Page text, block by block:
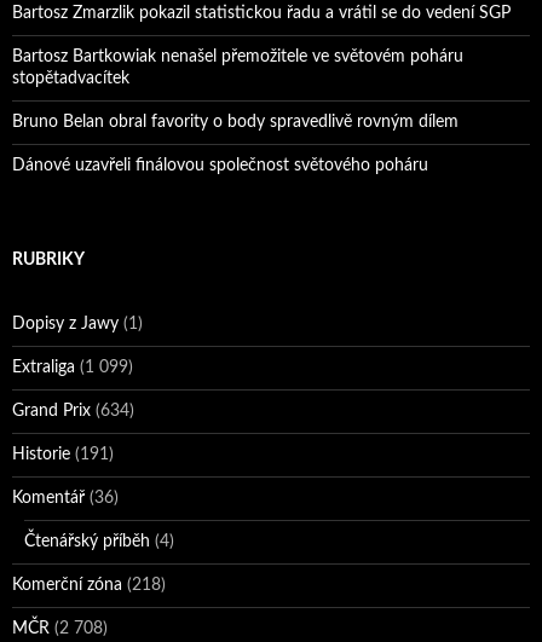
Bartosz Zmarzlik pokazil statistickou řadu a vrátil se do vedení SGP
Bartosz Bartkowiak nenašel přemožitele ve světovém poháru
stopětadvacítek
Bruno Belan obral favority o body spravedlivě rovným dílem
Dánové uzavřeli finálovou společnost světového poháru
RUBRIKY
Dopisy z Jawy (1)
Extraliga (1 099)
Grand Prix (634)
Historie (191)
Komentář (36)
Čtenářský příběh (4)
Komerční zóna (218)
MČR (2 708)